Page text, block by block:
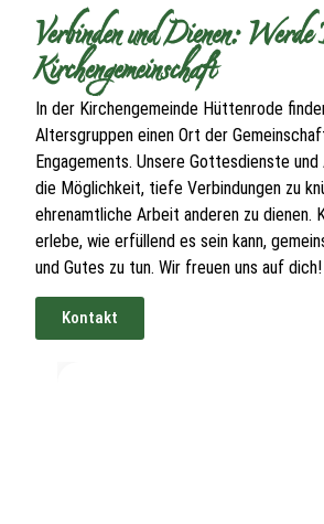
Verbinden und Dienen:
Kirchengemeinschaft
In der Kirchengemeinde Hüttenrode
Altersgruppen einen Ort der
Engagements. Unsere Gottesdienste
die Möglichkeit, tiefe Verbindungen zu
ehrenamtliche Arbeit anderen zu dienen.
erlebe, wie erfüllend es sein kann,
und Gutes zu tun. Wir freuen uns auf dich!
Kontakt